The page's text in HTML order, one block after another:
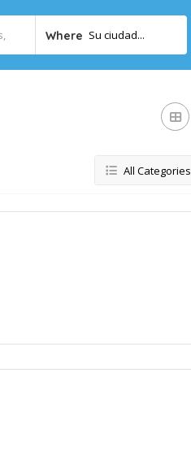
Where Su ciudad...
All Categories